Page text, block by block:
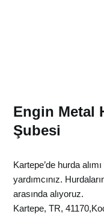
Engin Metal
Şubesi
Kartepe’de hurda
yardımcınız.
arasında alıyoruz.
Kartepe,TR,41170,